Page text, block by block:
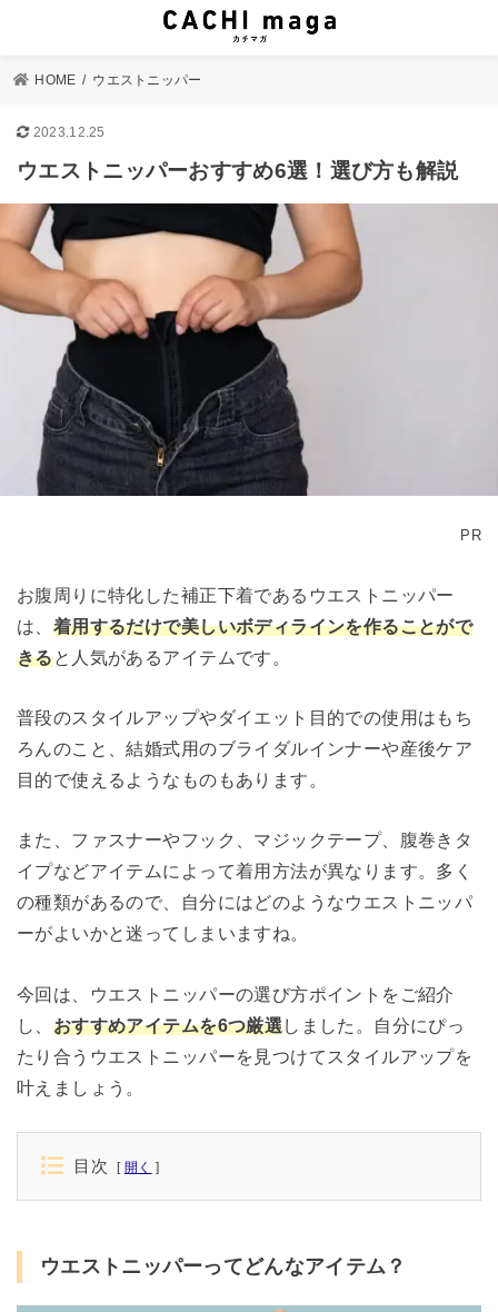
HOME ウエストニッパー
2023.12.25
ウエストニッパーおすすめ6選！選び方も解説
PR
お腹周りに特化した補正下着であるウエストニッパー
は、 着用するだけで美しいボディラインを作ることがで
きると人気があるアイテムです。
普段のスタイルアップやダイエット目的での使用はもち
ろんのこと、結婚式用のブライダルインナーや産後ケア
目的で使えるようなものもあります。
また、ファスナーやフック、マジックテープ、腹巻きタ
イプなどアイテムによって着用方法が異なります。多く
の種類があるので、自分にはどのようなウエストニッパ
ーがよいかと迷ってしまいますね。
今回は、ウエストニッパーの選び方ポイントをご紹介
し、 おすすめアイテムを6つ厳選しました。自分にぴっ
たり合うウエストニッパーを見つけてスタイルアップを
叶えましょう。
目次 開く
ウエストニッパーってどんなアイテム？